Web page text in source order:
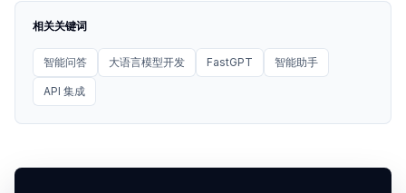
相关关键词
智能问答 大语言模型开发 FastGPT 智能助手
API 集成